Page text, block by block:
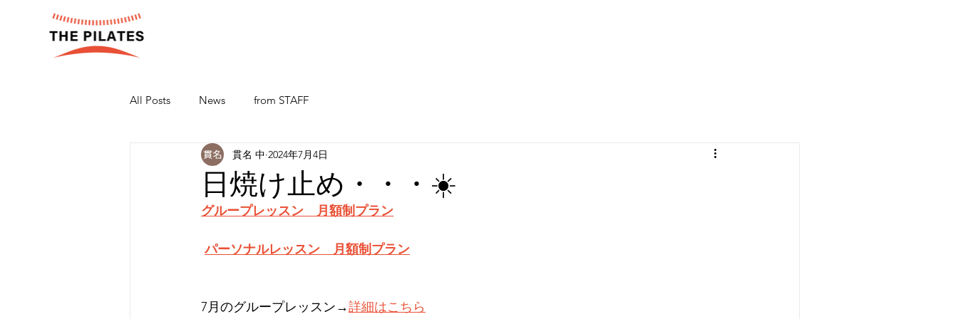
All Posts News from STAFF
日焼け止め・・・☀️
貫名 中 2024年7月4日
グループレッスン　月額制プラン
パーソナルレッスン　月額制プラン
7月のグループレッスン→詳細はこちら